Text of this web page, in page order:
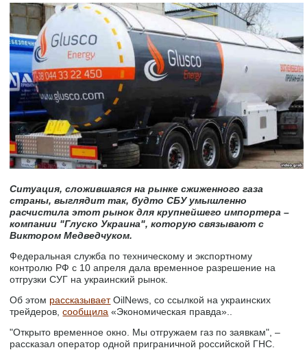
Ситуация, сложившаяся на рынке сжиженного газа
страны, выглядит так, будто СБУ умышленно
расчистила этот рынок для крупнейшего импортера –
компании "Глуско Украина", которую связывают с
Виктором Медведчуком.
Федеральная служба по техническому и экспортному
контролю РФ с 10 апреля дала временное разрешение на
отгрузки СУГ на украинский рынок.
Об этом рассказываетOilNews, со ссылкой на украинских
трейдеров,сообщила «Экономическая правда»..
"Открыто временное окно. Мы отгружаем газ по заявкам", –
рассказал оператор одной приграничной российской ГНС.